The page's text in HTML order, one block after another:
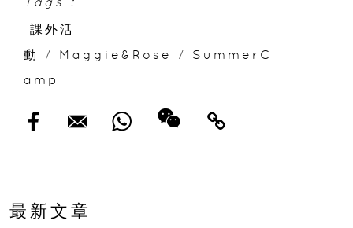
課外活
動
/ Maggie&Rose /
SummerC
amp
最新文章